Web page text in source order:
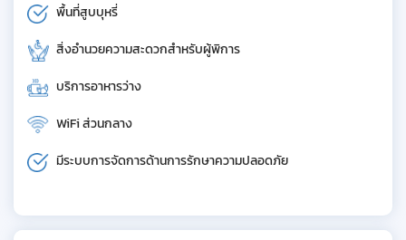
พื้นที่สูบบุหรี่
สิ่งอำนวยความสะดวกสำหรับผู้พิการ
บริการอาหารว่าง
WiFi ส่วนกลาง
มีระบบการจัดการด้านการรักษาความปลอดภัย